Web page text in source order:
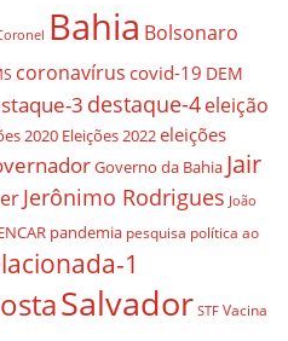
Bahia Bolsonaro
coronavírus covid-19 DEM
3 destaque-4eleição
2020 Eleições 2022eleições
Governo da Bahia Jair
Jerônimo Rodrigues João
pandemia pesquisa política ao
1
Salvador STF Vacina